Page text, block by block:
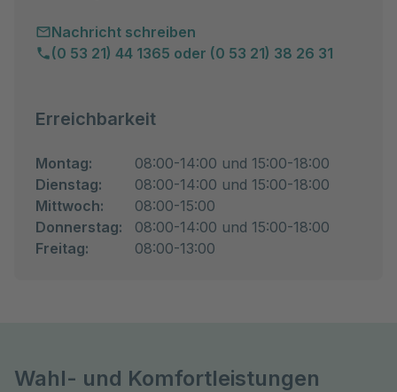
Nachricht schreiben
(0 53 21) 44 1365 oder (0 53 21) 38 26 31
Erreichbarkeit
Montag:
08:00-14:00 und 15:00-18:00
Dienstag:
08:00-14:00 und 15:00-18:00
Mittwoch:
08:00-15:00
Donnerstag:
08:00-14:00 und 15:00-18:00
Freitag:
08:00-13:00
Wahl- und Komfortleistungen